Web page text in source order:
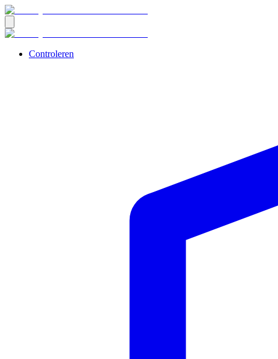
Controleren